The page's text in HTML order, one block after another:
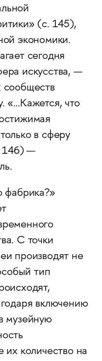
(с. 145),
экономики.
сегодня
искусства, —
сообществ
«…Кажется, что
в сферу
146) —
фабрика?»
С точки
производят не
тип
включению
музейную
их количество на